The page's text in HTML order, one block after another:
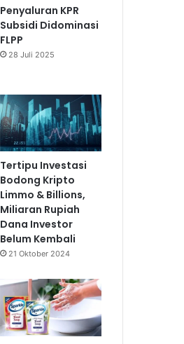
Penyaluran KPR
Subsidi Didominasi
FLPP
28 Juli 2025
Tertipu Investasi
Bodong Kripto
Limmo & Billions,
Miliaran Rupiah
Dana Investor
Belum Kembali
21 Oktober 2024